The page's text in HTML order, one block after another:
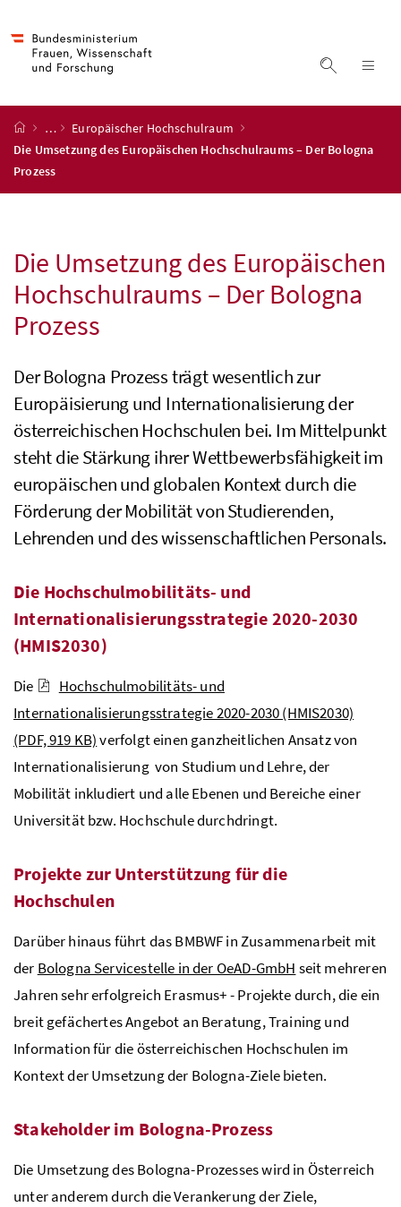
Suche
Startseite
…
Europäischer Hochschulraum
Die Umsetzung des Europäischen Hochschulraums – Der Bologna
Prozess
Die Umsetzung des Europäischen
Hochschulraums – Der Bologna
Prozess
Der Bologna Prozess trägt wesentlich zur
Europäisierung und Internationalisierung der
österreichischen Hochschulen bei. Im Mittelpunkt
steht die Stärkung ihrer Wettbewerbsfähigkeit im
europäischen und globalen Kontext durch die
Förderung der Mobilität von Studierenden,
Lehrenden und des wissenschaftlichen Personals.
Die Hochschulmobilitäts- und
Internationalisierungsstrategie 2020-2030
(HMIS2030)
Die
Hochschulmobilitäts- und
Internationalisierungsstrategie 2020-2030 (HMIS2030)
(PDF, 919 KB)verfolgt einen ganzheitlichen Ansatz von
Internationalisierung von Studium und Lehre, der
Mobilität inkludiert und alle Ebenen und Bereiche einer
Universitätbzw. Hochschule durchdringt.
Projekte zur Unterstützung für die
Hochschulen
Darüber hinaus führt dasBMBWFin Zusammenarbeit mit
der Bologna Servicestelle in der OeAD-GmbH seit mehreren
Jahren sehr erfolgreich Erasmus+ - Projekte durch, die ein
breit gefächertes Angebot an Beratung, Training und
Information für die österreichischen Hochschulen im
Kontext der Umsetzung der Bologna-Ziele bieten.
Stakeholder im Bologna-Prozess
Die Umsetzung des Bologna-Prozesses wird in Österreich
unter anderem durch die Verankerung der Ziele,